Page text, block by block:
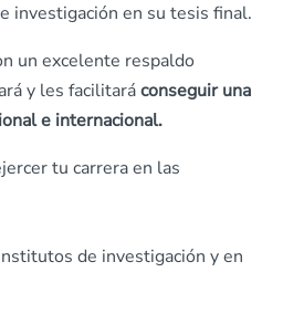
investigación en su tesis final.
un excelente respaldo
y les facilitaráconseguir una
e internacional.
tu carrera en las
de investigación y en